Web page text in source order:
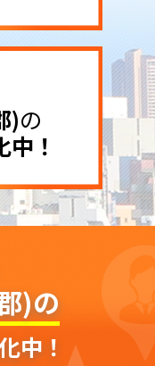
)の
中！
)の
中！